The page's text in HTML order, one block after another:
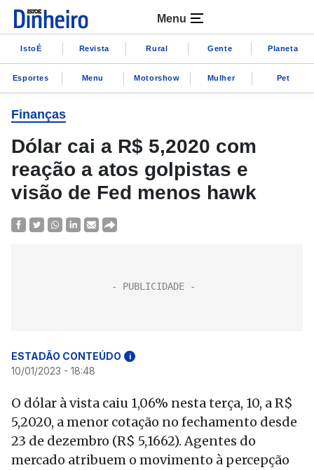
Menu
IstoÉ Revista Rural Gente Planeta
Esportes Menu Motorshow Mulher Pet
Finanças
Dólar cai a R$ 5,2020 com
reação a atos golpistas e
visão de Fed menos hawk
ESTADÃO CONTEÚDO i
10/01/2023 - 18:48
O dólar à vista caiu 1,06% nesta terça, 10, a R$
5,2020, a menor cotação no fechamento desde
23 de dezembro (R$ 5,1662). Agentes do
mercado atribuem o movimento à percepção